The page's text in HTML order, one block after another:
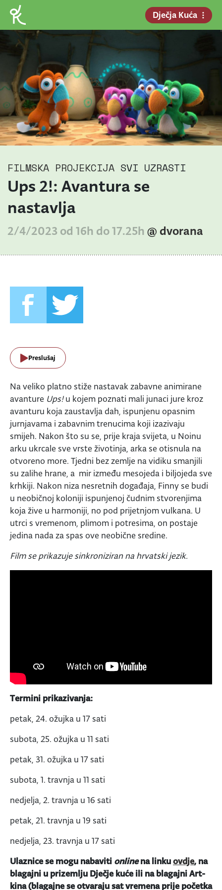
Dječja Kuća
FILMSKA PROJEKCIJA SVI UZRASTI
Ups 2!: Avantura se
nastavlja
2/4/2023 od 16h do 17.25h @ dvorana
Preslušaj
Na veliko platno stiže nastavak zabavne animirane
avanture Ups!u kojem poznati mali junaci jure kroz
avanturu koja zaustavlja dah, ispunjenu opasnim
jurnjavama i zabavnim trenucima koji izazivaju
smijeh. Nakon što su se, prije kraja svijeta, u Noinu
arku ukrcale sve vrste životinja, arka se otisnula na
otvoreno more. Tjedni bez zemlje na vidiku smanjili
su zalihe hrane, a mir između mesojeda i biljojeda sve
krhkiji. Nakon niza nesretnih događaja, Finny se budi
u neobičnoj koloniji ispunjenoj čudnim stvorenjima
koja žive u harmoniji, no pod prijetnjom vulkana. U
utrci s vremenom, plimom i potresima, on postaje
jedina nada za spas ove neobične sredine.
Film se prikazuje sinkroniziran na hrvatski jezik.
Termini prikazivanja:
petak, 24. ožujka u 17 sati
subota, 25. ožujka u 11 sati
petak, 31. ožujka u 17 sati
subota, 1. travnja u 11 sati
nedjelja, 2. travnja u 16 sati
petak, 21. travnja u 19 sati
nedjelja, 23. travnja u 17 sati
Ulaznice se mogu nabaviti onlinena linkuovdje, na
blagajni u prizemlju Dječje kuće ili na blagajni Art-
kina (blagajne se otvaraju sat vremena prije početka